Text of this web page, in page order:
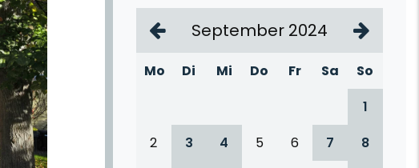
September 2024
Mo Di Mi Do Fr Sa
So
1
2
3 4 5 6 7
8